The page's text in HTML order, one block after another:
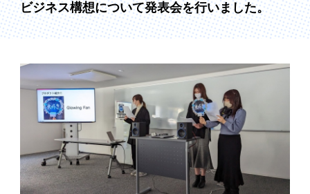
ビジネス構想について発表会を行いました。